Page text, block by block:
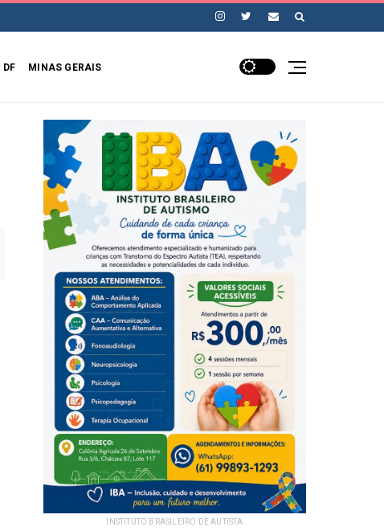
DF MINAS GERAIS
INSTITUTO BRASILEIRO DE AUTISTA